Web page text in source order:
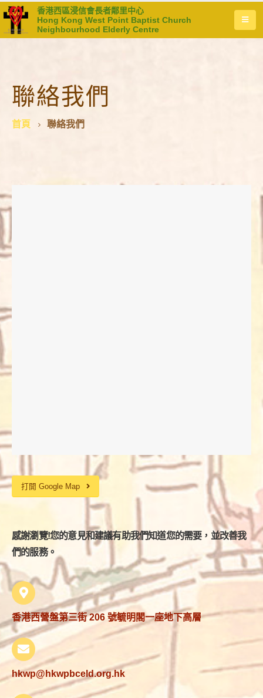
香港西區浸信會長者鄰里中心
Hong Kong West Point Baptist Church
Neighbourhood Elderly Centre
聯絡我們
首頁 聯絡我們
打開 Google Map
感謝瀏覽!您的意見和建議有助我們知道您的需要，並改善我
們的服務。
香港西營盤第三街 206 號毓明閣一座地下高層
hkwp@hkwpbceld.org.hk